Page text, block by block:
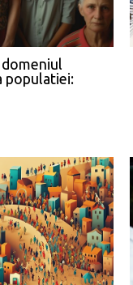
populatiei: